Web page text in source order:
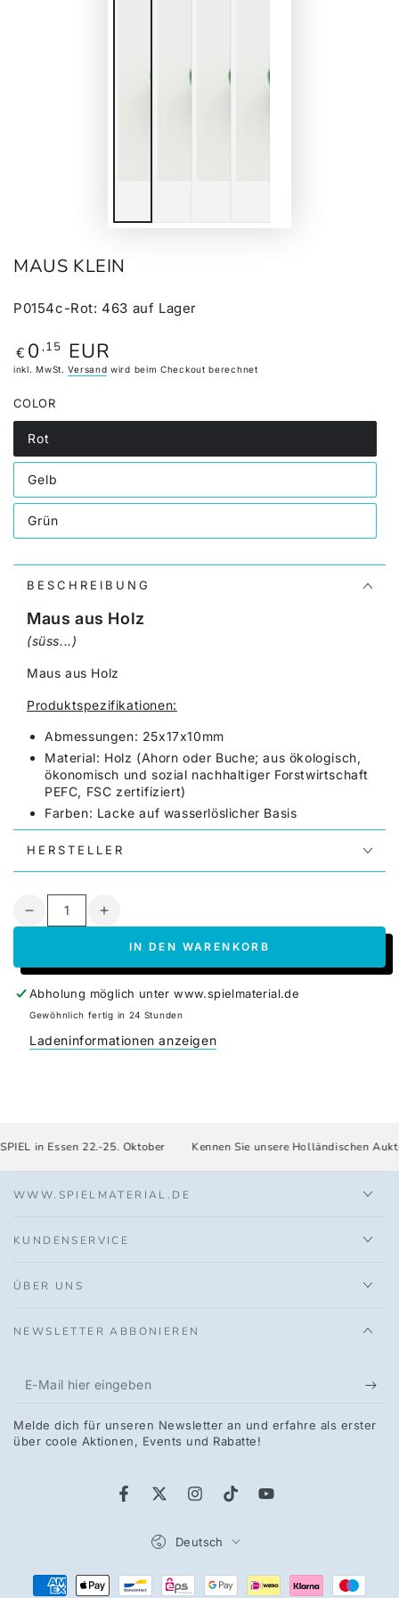
MAUS KLEIN
P0154c-Rot:463 auf Lager
Regulärer
Preis
€ 0 ,15 EUR
inkl. MwSt.Versand wird beim Checkout berechnet
COLOR
Rot
Variante
ausverkauft
nicht
verfügbar
Gelb
Variante
ausverkauft
nicht
verfügbar
Grün
Variante
ausverkauft
nicht
BESCHREIBUNG
Maus aus Holz
(süss...)
Maus aus Holz
Produktspezifikationen:
Abmessungen: 25x17x10mm
Material: Holz (Ahorn oder Buche; aus ökologisch,
ökonomisch und sozial nachhaltiger Forstwirtschaft
PEFC, FSC zertifiziert)
Farben: Lacke auf wasserlöslicher Basis
Produktion: entsprechend der europäischen
Sicherheitsnorm EN-71 (Sicherheit von Spielzeug),
zudem Richtlinie 2005/84/EG (Phthalate)
Gewicht: 1,28 gr. pro Stück
HERSTELLER
Anzahl
Verringere
für
Maus
klein
Erhöhe
Menge
für
Maus
klein
IN DEN WARENKORB
Abholung möglich unterwww.spielmaterial.de
Gewöhnlich fertig in 24 Stunden
Ladeninformationen anzeigen
in Essen 22.-25. Oktober Kennen Sie unsere Holländischen
WWW.SPIELMATERIAL.DE
KUNDENSERVICE
ÜBER UNS
NEWSLETTER ABBONIEREN
E-
hier
Melde dich für unseren Newsletter an und erfahre als erster
über coole Aktionen, Events und Rabatte!
FacebookTwitterInstagramTikTokYouTube
Deutsch
Zahlungsmöglichkeiten